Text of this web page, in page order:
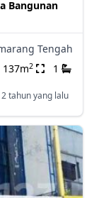
Bangunan
Tengah
137m2 1
2 tahun yang lalu